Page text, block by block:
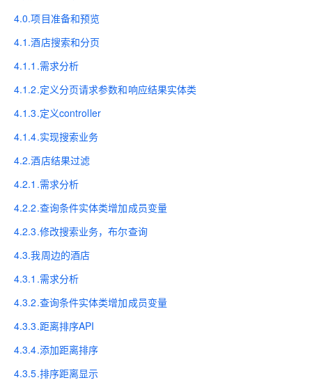
4.0.项目准备和预览
4.1.酒店搜索和分页
4.1.1.需求分析
4.1.2.定义分页请求参数和响应结果实体类
4.1.3.定义controller
4.1.4.实现搜索业务
4.2.酒店结果过滤
4.2.1.需求分析
4.2.2.查询条件实体类增加成员变量
4.2.3.修改搜索业务，布尔查询
4.3.我周边的酒店
4.3.1.需求分析
4.3.2.查询条件实体类增加成员变量
4.3.3.距离排序API
4.3.4.添加距离排序
4.3.5.排序距离显示